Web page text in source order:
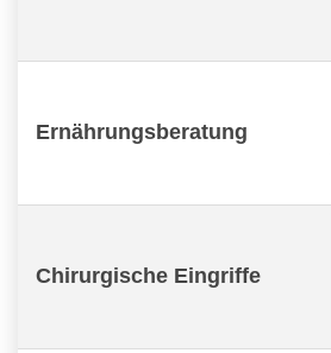
Ernährungsberatung
Chirurgische Eingriffe